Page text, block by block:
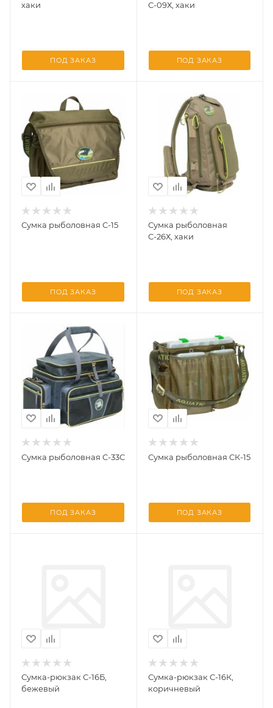
хаки
ПОД ЗАКАЗ
С-09Х, хаки
ПОД ЗАКАЗ
Сумка рыболовная С-15
ПОД ЗАКАЗ
Сумка рыболовная
С-26Х, хаки
ПОД ЗАКАЗ
Сумка рыболовная С-33С
ПОД ЗАКАЗ
Сумка рыболовная СК-15
ПОД ЗАКАЗ
Сумка-рюкзак С-16Б,
бежевый
Сумка-рюкзак С-16К,
коричневый